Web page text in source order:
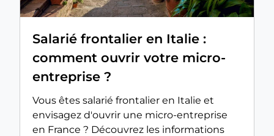
Salarié frontalier en Italie :
comment ouvrir votre micro-
entreprise ?
Vous êtes salarié frontalier en Italie et
envisagez d'ouvrir une micro-entreprise
en France ? Découvrez les informations